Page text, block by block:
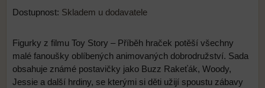
Dostupnost: Skladem u dodavatele
Figurky z filmu Toy Story – Příběh hraček potěší všechny
malé fanoušky oblíbených animovaných dobrodružství. Sada
obsahuje známé postavičky jako Buzz Rakeťák, Woody,
Jessie a další hrdiny, se kterými si děti užijí spoustu zábavy